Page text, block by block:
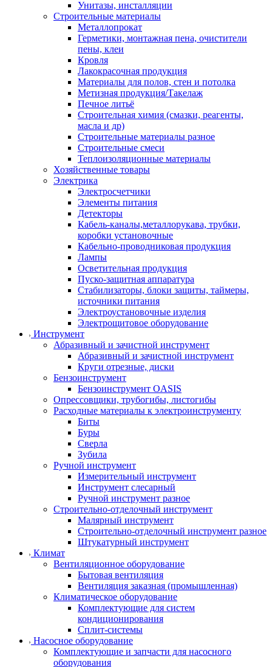
Унитазы, инсталляции
Строительные материалы
Металлопрокат
Герметики, монтажная пена, очистители
пены, клеи
Кровля
Лакокрасочная продукция
Материалы для полов, стен и потолка
Метизная продукция/Такелаж
Печное литьё
Строительная химия (смазки, реагенты,
масла и др)
Строительные материалы разное
Строительные смеси
Теплоизоляционные материалы
Хозяйственные товары
Электрика
Электросчетчики
Элементы питания
Детекторы
Кабель-каналы,металлорукава, трубки,
коробки установочные
Кабельно-проводниковая продукция
Лампы
Осветительная продукция
Пуско-защитная аппаратура
Стабилизаторы, блоки защиты, таймеры,
источники питания
Электроустановочные изделия
Электрощитовое оборудование
Инструмент
Абразивный и зачистной инструмент
Абразивный и зачистной инструмент
Круги отрезные, диски
Бензоинструмент
Бензоинструмент OASIS
Опрессовщики, трубогибы, листогибы
Расходные материалы к электроинструменту
Биты
Буры
Сверла
Зубила
Ручной инструмент
Измерительный инструмент
Инструмент слесарный
Ручной инструмент разное
Строительно-отделочный инструмент
Малярный инструмент
Строительно-отделочный инструмент разное
Штукатурный инструмент
Климат
Вентиляционное оборудование
Бытовая вентиляция
Вентиляция заказная (промышленная)
Климатическое оборудование
Комплектующие для систем
кондиционирования
Сплит-системы
Насосное оборудование
Комплектующие и запчасти для насосного
оборудования